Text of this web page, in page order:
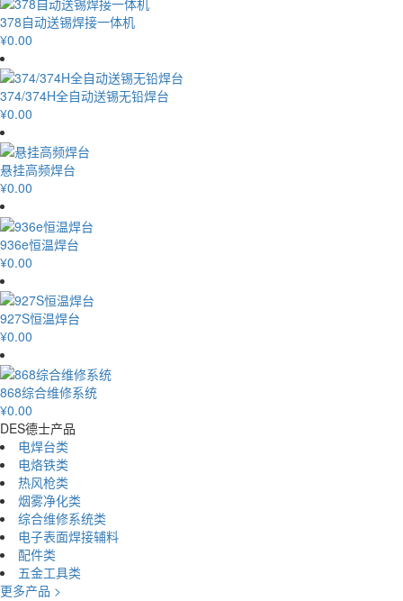
378自动送锡焊接一体机
¥0.00
374/374H全自动送锡无铅焊台
¥0.00
悬挂高频焊台
¥0.00
936e恒温焊台
¥0.00
927S恒温焊台
¥0.00
868综合维修系统
¥0.00
DES德士产品
电焊台类
电烙铁类
热风枪类
烟雾净化类
综合维修系统类
电子表面焊接辅料
配件类
五金工具类
更多产品 >